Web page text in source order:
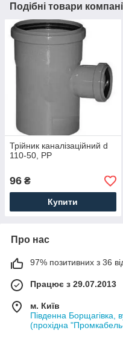
Подібні товари
Трійник каналізаційний d
110-50, PP
96 ₴
Купити
Про нас
97% позитивних з 36
Працює з 29.07.2013
м. Київ
Південна Борщагівка,
(прохідна